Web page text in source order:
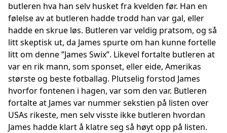
butleren hva han selv husket fra kvelden før. Han en
følelse av at butleren hadde trodd han var gal, eller
hadde en skrue løs. Butleren var veldig pratsom, og så
litt skeptisk ut, da James spurte om han kunne fortelle
litt om denne ”James Swix”. Likevel fortalte butleren at
var en rik mann, som sponset, eller eide, Amerikas
største og beste fotballag. Plutselig forstod James
hvorfor fontenen i hagen, var som den var. Butleren
fortalte at James var nummer sekstien på listen over
USAs rikeste, men selv visste ikke butleren hvordan
James hadde klart å klatre seg så høyt opp på listen.